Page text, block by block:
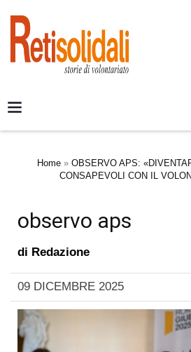
Home » OBSERVO APS:
CONSAPEVOLI CON IL
observo aps
di Redazione
09 DICEMBRE 2025